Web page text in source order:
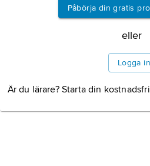
Information om
Påbörja din gratis
eller
Logga in
Är du lärare? Starta din